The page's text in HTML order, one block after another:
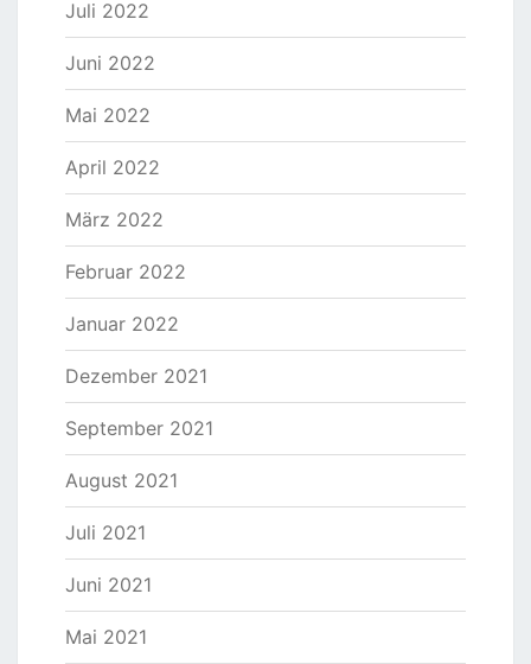
Juli 2022
Juni 2022
Mai 2022
April 2022
März 2022
Februar 2022
Januar 2022
Dezember 2021
September 2021
August 2021
Juli 2021
Juni 2021
Mai 2021